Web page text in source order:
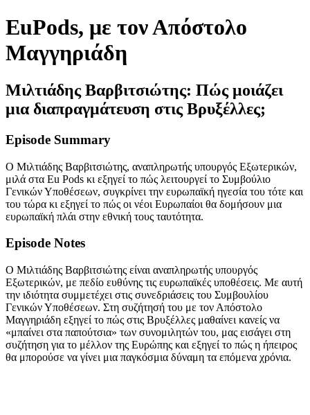
EuPods, με τον Απόστολο
Μαγγηριάδη
Μιλτιάδης Βαρβιτσιώτης: Πώς μοιάζει
μια διαπραγμάτευση στις Βρυξέλλες;
Episode Summary
Ο Μιλτιάδης Βαρβιτσιώτης, αναπληρωτής υπουργός Εξωτερικών,
μιλά στα Eu Pods κι εξηγεί το πώς λειτουργεί το Συμβούλιο
Γενικών Υποθέσεων, συγκρίνει την ευρωπαϊκή ηγεσία του τότε και
του τώρα κι εξηγεί το πώς οι νέοι Ευρωπαίοι θα δομήσουν μια
ευρωπαϊκή πλάι στην εθνική τους ταυτότητα.
Episode Notes
Ο Μιλτιάδης Βαρβιτσιώτης είναι αναπληρωτής υπουργός
Εξωτερικών, με πεδίο ευθύνης τις ευρωπαϊκές υποθέσεις. Με αυτή
την ιδιότητα συμμετέχει στις συνεδριάσεις του Συμβουλίου
Γενικών Υποθέσεων. Στη συζήτησή του με τον Απόστολο
Μαγγηριάδη εξηγεί το πώς στις Βρυξέλλες μαθαίνει κανείς να
«μπαίνει στα παπούτσια» των συνομιλητών του, μας εισάγει στη
συζήτηση για το μέλλον της Ευρώπης και εξηγεί το πώς η ήπειρος
θα μπορούσε να γίνει μια παγκόσμια δύναμη τα επόμενα χρόνια.